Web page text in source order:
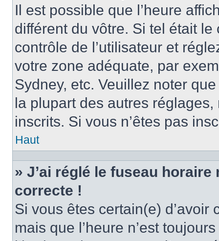
Il est possible que l’heure
différent du vôtre. Si tel était
contrôle de l’utilisateur et
votre zone adéquate, par
Sydney, etc. Veuillez noter
la plupart des autres réglages,
inscrits. Si vous n’êtes pas
Haut
» J’ai réglé le fuseau horaire
correcte !
Si vous êtes certain(e)
mais que l’heure n’est